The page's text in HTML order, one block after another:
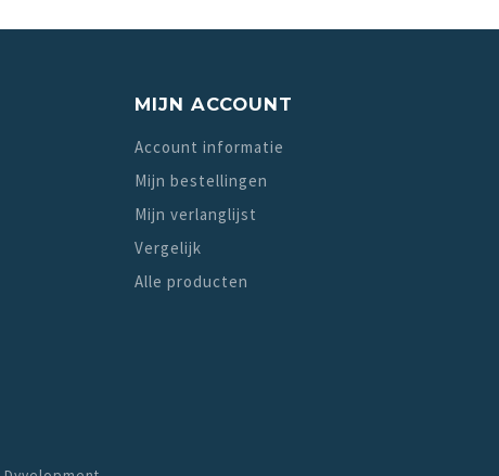
MIJN ACCOUNT
Account informatie
Mijn bestellingen
Mijn verlanglijst
Vergelijk
Alle producten